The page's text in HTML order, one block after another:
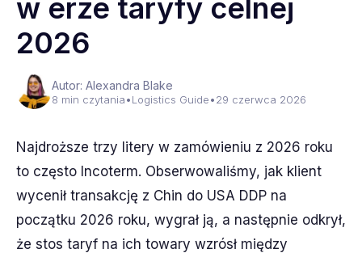
w erze taryfy celnej
2026
Autor: Alexandra Blake
8 min czytania•Logistics Guide•29 czerwca 2026
Najdroższe trzy litery w zamówieniu z 2026 roku
to często Incoterm. Obserwowaliśmy, jak klient
wycenił transakcję z Chin do USA DDP na
początku 2026 roku, wygrał ją, a następnie odkrył,
że stos taryf na ich towary wzrósł między